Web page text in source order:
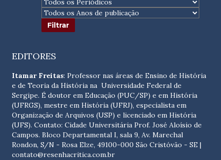
EDITORES
Itamar Freitas: Professor nas áreas de Ensino de História
e de Teoria da História na Universidade Federal de
Sergipe. É doutor em Educação (PUC/SP) e em História
(UFRGS), mestre em História (UFRJ), especialista em
Organização de Arquivos (USP) e licenciado em História
(UFS). Contato: Cidade Universitária Prof. José Aloísio de
Campos. Bloco Departamental I, sala 9, Av. Marechal
Rondon, S/N - Rosa Elze, 49100-000 São Cristóvão - SE |
contato@resenhacritica.com.br